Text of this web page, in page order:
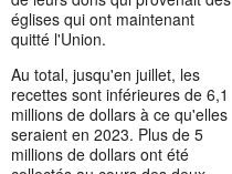
églises qui ont maintenant
quitté l'Union.
Au total, jusqu'en juillet, les
recettes sont inférieures de 6,1
millions de dollars à ce qu'elles
seraient en 2023. Plus de 5
millions de dollars ont été